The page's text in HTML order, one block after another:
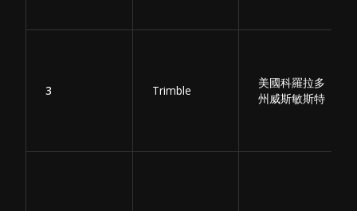
3 Trimble
美國科羅拉多
州威斯敏斯特